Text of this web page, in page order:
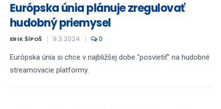
Európska únia plánuje zregulovať
hudobný priemysel
ERIK ŠÍPOŠ 9.3.2024 0
Európska únia si chce v najbližšej dobe "posvietiť" na hudobné
streamovacie platformy.